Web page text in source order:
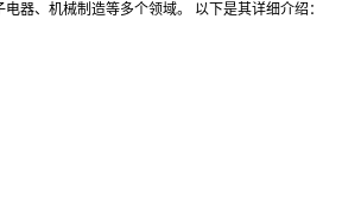
器、机械制造等多个领域。 以下是其详细介绍：